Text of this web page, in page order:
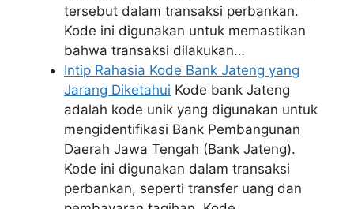
tersebut dalam transaksi perbankan.
Kode ini digunakan untuk memastikan
bahwa transaksi dilakukan…
Intip Rahasia Kode Bank Jateng yang
Jarang Diketahui Kode bank Jateng
adalah kode unik yang digunakan untuk
mengidentifikasi Bank Pembangunan
Daerah Jawa Tengah (Bank Jateng).
Kode ini digunakan dalam transaksi
perbankan, seperti transfer uang dan